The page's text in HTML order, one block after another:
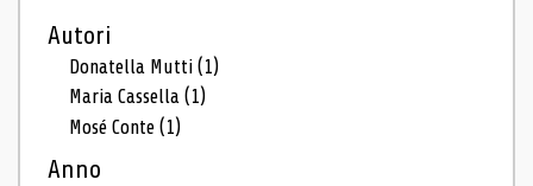
Autori
Donatella Mutti(1)
Maria Cassella(1)
Mosé Conte(1)
Anno